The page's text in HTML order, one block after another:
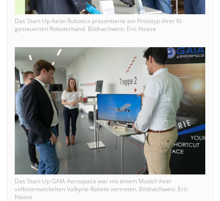
Das Start-Up Aeon Robotics präsentierte ein Prototyp ihrer KI-
gesteuerten Roboterhand. Bildnachweis: Eric Haase
Das Start-Up GAIA Aerospace war mit einem Modell ihrer
selbstentwickelten Valkyrie-Rakete vertreten. Bildnachweis: Eric
Haase